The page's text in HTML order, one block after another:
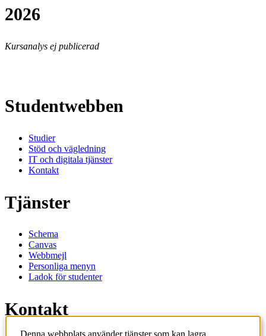
2026
Kursanalys ej publicerad
Studentwebben
Studier
Stöd och vägledning
IT och digitala tjänster
Kontakt
Tjänster
Schema
Canvas
Webbmejl
Personliga menyn
Ladok för studenter
Kontakt
Denna webbplats använder tjänster som kan lagra